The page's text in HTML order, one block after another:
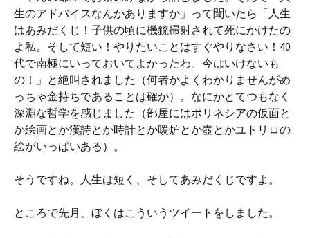
生のアドバイスなんかありますか」って聞いたら「人生
はあみだくじ！子供の頃に機銃掃射されて死にかけたの
よ私。そして短い！やりたいことはすぐやりなさい！40
代で南極にいっておいてよかったわ。今はいけないも
の！」と絶叫されました（何者かよくわかりませんがめ
っちゃ金持ちであることは確か）。なにかとてつもなく
深淵な哲学を感じました（部屋にはポリネシアの仮面と
か絵画とか漢詩とか時計とか暖炉とか壺とかユトリロの
絵がいっぱいある）。
そうですね。人生は短く、そしてあみだくじですよ。
ところで先月、ぼくはこういうツイートをしました。